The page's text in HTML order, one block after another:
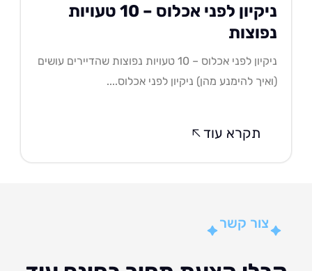
ניקיון לפני אכלוס – 10 טעויות
ניקיון לפני אכלוס – 10 טעויות נפוצות שהדיירים עושים
להימנע מהן) ניקיון לפני אכלוס....
תקרא עוד
צור קשר